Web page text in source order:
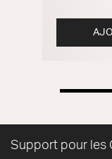
Support pour les